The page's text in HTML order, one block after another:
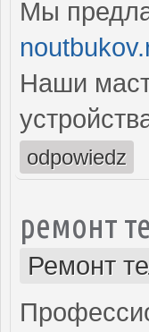
Мы
Наши
odpowiedz
ремонт
Ремонт